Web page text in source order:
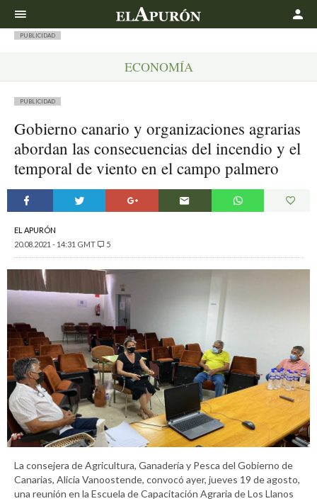
PUBLICIDAD
ECONOMÍA
PUBLICIDAD
Gobierno canario y organizaciones agrarias
abordan las consecuencias del incendio y el
temporal de viento en el campo palmero
EL APURÓN
20.08.2021 - 14:31 GMT
5
La consejera de Agricultura, Ganadería y Pesca del Gobierno de
Canarias, Alicia Vanoostende, convocó ayer, jueves 19 de agosto,
una reunión en la Escuela de Capacitación Agraria de Los Llanos